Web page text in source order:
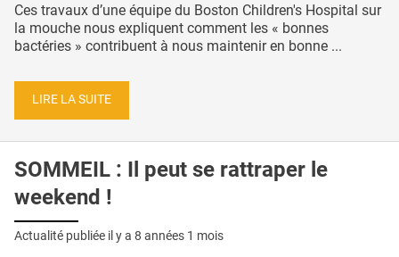
Ces travaux d’une équipe du Boston Children's Hospital sur
la mouche nous expliquent comment les « bonnes
bactéries » contribuent à nous maintenir en bonne ...
LIRE LA SUITE
SOMMEIL : Il peut se rattraper le
weekend !
Actualité publiée il y a 8 années 1 mois